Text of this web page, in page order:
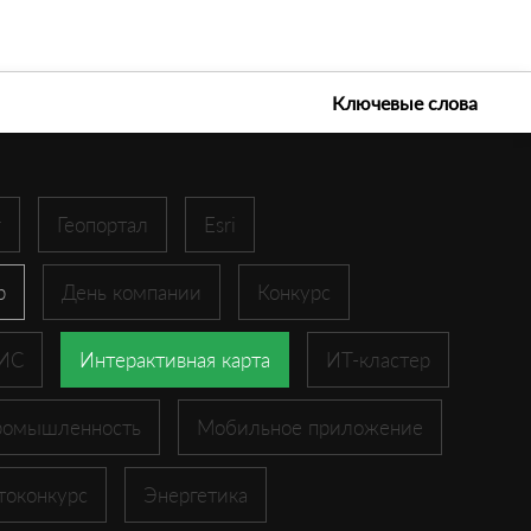
Ключевые слова
Геопортал Esri
День компании Конкурс
Интерактивная карта ИТ-кластер
Мобильное приложение
Энергетика